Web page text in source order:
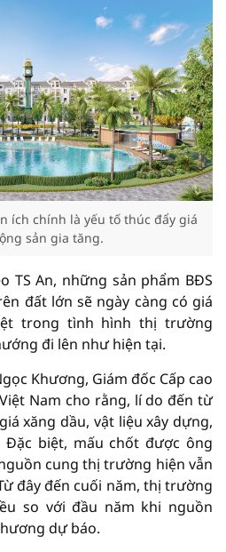
ích chính là yếu tố thúc đẩy giá
sản gia tăng.
TS An, những sản phẩm BĐS
đất lớn sẽ ngày càng có giá
trong tình hình thị trường
đi lên như hiện tại.
Khương, Giám đốc Cấp cao
Nam cho rằng, lí do đến từ
xăng dầu, vật liệu xây dựng,
biệt, mấu chốt được ông
cung thị trường hiện vẫn
đây đến cuối năm, thị trường
so với đầu năm khi nguồn
dự báo.